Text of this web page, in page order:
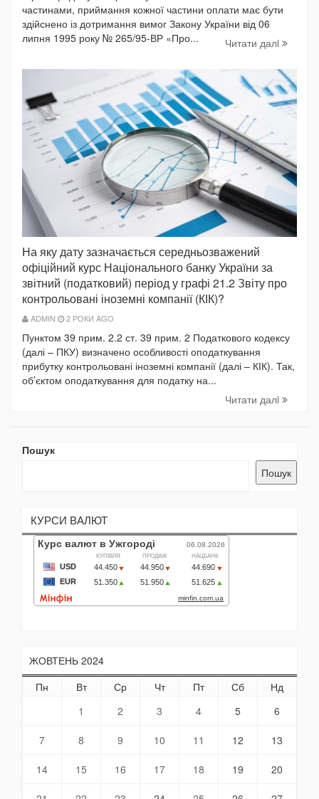
частинами, приймання кожної частини оплати має бути
здійснено із дотримання вимог Закону України від 06
липня 1995 року № 265/95-ВР «Про...
Читати далi
На яку дату зазначається середньозважений
офіційний курс Національного банку України за
звітний (податковий) період у графі 21.2 Звіту про
контрольовані іноземні компанії (КІК)?
ADMIN 2 РОКИ AGO
Пунктом 39 прим. 2.2 ст. 39 прим. 2 Податкового кодексу
(далі – ПКУ) визначено особливості оподаткування
прибутку контрольовані іноземні компанії (далі – КІК). Так,
об’єктом оподаткування для податку на...
Читати далi
Пошук
Пошук
КУРСИ ВАЛЮТ
ЖОВТЕНЬ 2024
Пн
Вт Ср Чт Пт Сб
Нд
1
2 3 4 5 6
7 8 9 10 11 12 13
14 15 16 17 18 19 20